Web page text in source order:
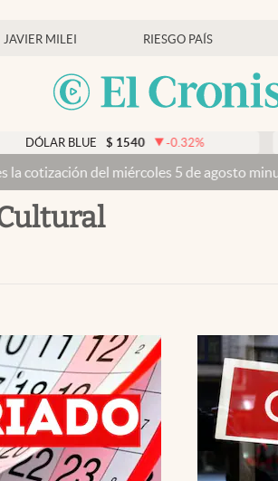
JAVIER MILEI RIESGO PAÍS
BLUE $ 1540 -0.32%
del miércoles 5 de agosto minuto a minuto